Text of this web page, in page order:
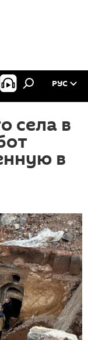
РУС
села в
в